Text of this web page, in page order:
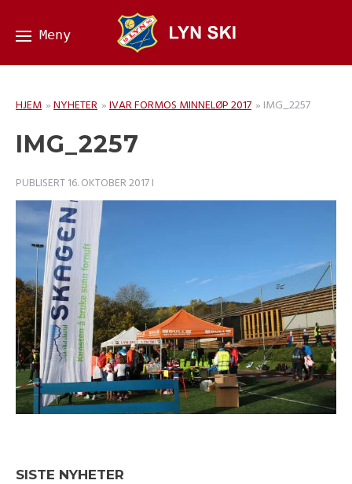
HJEM »NYHETER »IVAR FORMOS MINNELØP 2017 » IMG_2257
IMG_2257
PUBLISERT16. OKTOBER 2017I
SISTE NYHETER